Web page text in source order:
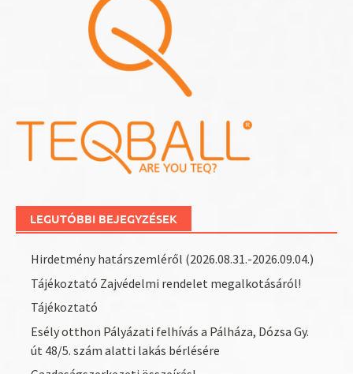
LEGUTÓBBI BEJEGYZÉSEK
Hirdetmény határszemléről (2026.08.31.-2026.09.04.)
Tájékoztató Zajvédelmi rendelet megalkotásáról!
Tájékoztató
Esély otthon Pályázati felhívás a Pálháza, Dózsa Gy.
út 48/5. szám alatti lakás bérlésére